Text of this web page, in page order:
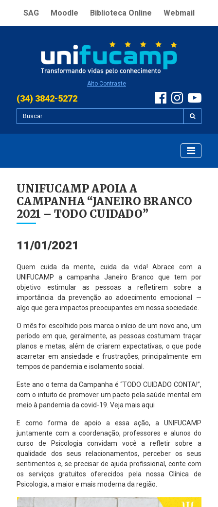
SAG Moodle Biblioteca Online Webmail
Alto Contraste
(34) 3842-5272
UNIFUCAMP APOIA A
CAMPANHA “JANEIRO BRANCO
2021 – TODO CUIDADO”
11/01/2021
Quem cuida da mente, cuida da vida! Abrace com a
UNIFUCAMP a campanha Janeiro Branco que tem por
objetivo estimular as pessoas a refletirem sobre a
importância da prevenção ao adoecimento emocional —
algo que gera impactos preocupantes em nossa sociedade.
O mês foi escolhido pois marca o início de um novo ano, um
período em que, geralmente, as pessoas costumam traçar
planos e metas, além de criarem expectativas, o que pode
acarretar em ansiedade e frustrações, principalmente em
tempos de pandemia e isolamento social.
Este ano o tema da Campanha é “TODO CUIDADO CONTA!”,
com o intuito de promover um pacto pela saúde mental em
meio à pandemia da covid-19.Veja mais aqui
E como forma de apoio a essa ação, a UNIFUCAMP
juntamente com a coordenação, professores e alunos do
curso de Psicologia convidam você a refletir sobre a
qualidade dos seus relacionamentos, perceber os seus
sentimentos e, se precisar de ajuda profissional, conte com
os serviços gratuitos oferecidos pela nossa Clínica de
Psicologia, a maior e mais moderna da região.